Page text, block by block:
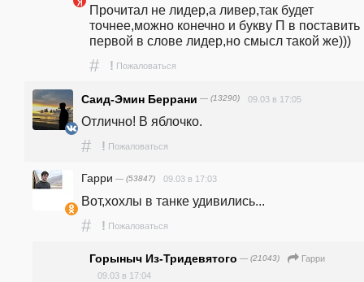
Прочитал не лидер,а ливер,так будет
точнее,можно конечно и букву П в поставить
первой в слове лидер,но смысл такой же)))
# ! Пожаловаться
Саид-Эмин Беррани — (13290) 09.03 в 17:05
Отлично! В яблочко.
# ! Пожаловаться
Гарри — (53847) 09.03 в 17:03
Вот,хохлы в танке удивились...
# ! Пожаловаться
Горыныч Из-Тридевятого — (21043)
Гарри
09.03 в 17:04